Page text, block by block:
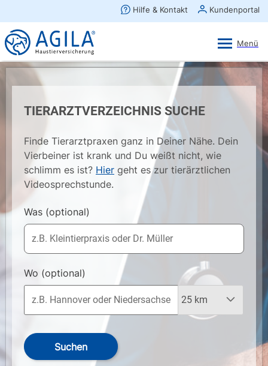
TIERARZTVERZEICHNIS SUCHE
Finde Tierarztpraxen ganz in Deiner Nähe. Dein
Vierbeiner ist krank und Du weißt nicht, wie
schlimm es ist? Hier geht es zur tierärztlichen
Videosprechstunde.
Was (optional)
Wo (optional)
Suchen
×
AGILA Kunden-App
Gratis - Im Play Store laden
Ansehen